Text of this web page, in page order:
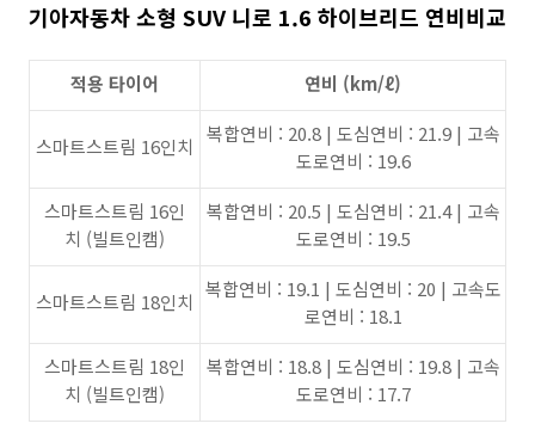
기아자동차 소형 SUV 니로 1.6 하이브리드 연비비교
적용 타이어 연비 (km/ℓ)
스마트스트림 16인치
복합연비 : 20.8 | 도심연비 : 21.9 | 고속
도로연비 : 19.6
스마트스트림 16인
치 (빌트인캠)
복합연비 : 20.5 | 도심연비 : 21.4 | 고속
도로연비 : 19.5
스마트스트림 18인치
복합연비 : 19.1 | 도심연비 : 20 | 고속도
로연비 : 18.1
스마트스트림 18인
치 (빌트인캠)
복합연비 : 18.8 | 도심연비 : 19.8 | 고속
도로연비 : 17.7